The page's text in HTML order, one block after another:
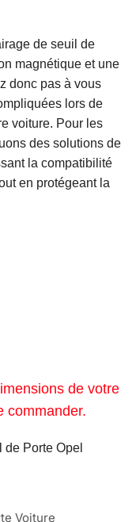
de seuil de
magnétique et une
donc pas à vous
lors de
voiture. Pour les
des solutions de
la compatibilité
en protégeant la
de votre
commander.
Porte Opel
Voiture